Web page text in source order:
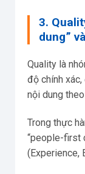
3.
dung”
Quality là
độ chính
nội dung
Trong thực
“people-first
(Experience,